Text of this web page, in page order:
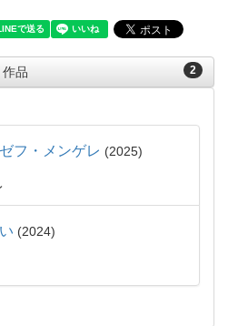
2
作品
フ・メンゲレ 2025
2024